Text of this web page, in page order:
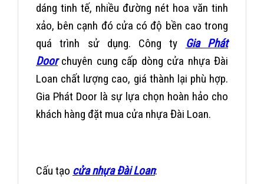
dáng tinh tế, nhiều đường nét hoa văn tinh
xảo, bên cạnh đó cửa có độ bền cao trong
quá trình sử dụng. Công ty Gia Phát
Doorchuyên cung cấp dòng cửa nhựa Đài
Loan chất lượng cao, giá thành lại phù hợp.
Gia Phát Door là sự lựa chọn hoàn hảo cho
khách hàng đặt mua cửa nhựa Đài Loan.
Cấu tạo cửa nhựa Đài Loan: